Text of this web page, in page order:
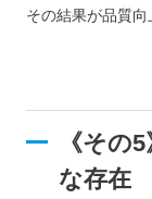
その結果が品質向
《その
な存在